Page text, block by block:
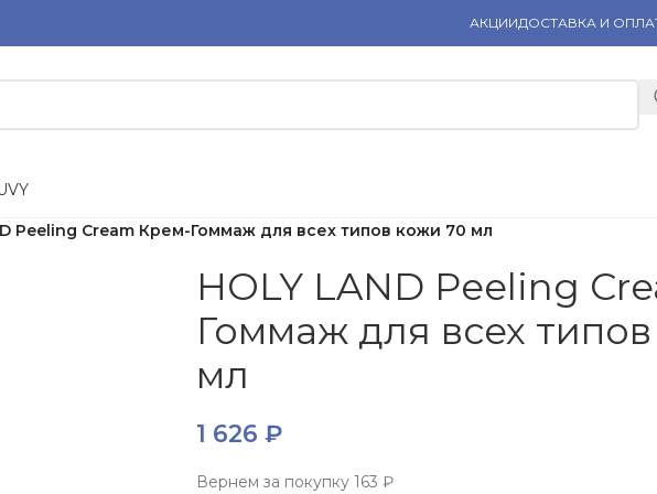
АКЦИИДОСТАВКА И
VY
Peeling Cream Крем-Гоммаж для всех типов кожи 70 мл
HOLY LAND Peeling
Гоммаж для всех
мл
1 626 ₽
Вернем за покупку163 ₽